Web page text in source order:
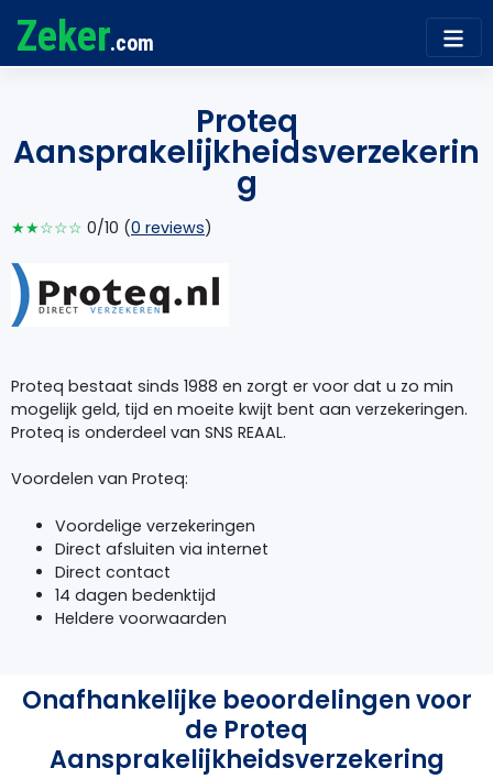
Zeker.com
Proteq
Aansprakelijkheidsverzekerin
g
★★☆☆☆ 0/10 (0 reviews)
Proteq bestaat sinds 1988 en zorgt er voor dat u zo min
mogelijk geld, tijd en moeite kwijt bent aan verzekeringen.
Proteq is onderdeel van SNS REAAL.
Voordelen van Proteq:
Voordelige verzekeringen
Direct afsluiten via internet
Direct contact
14 dagen bedenktijd
Heldere voorwaarden
Onafhankelijke beoordelingen voor
de Proteq
Aansprakelijkheidsverzekering